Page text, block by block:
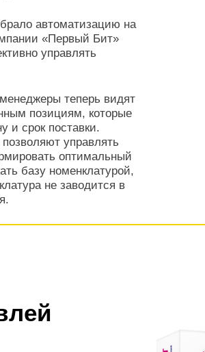
автоматизацию на
«Первый Бит»
управлять
теперь видят
позициям, которые
и срок поставки.
управлять
оптимальный
базу номенклатурой,
не заводится в